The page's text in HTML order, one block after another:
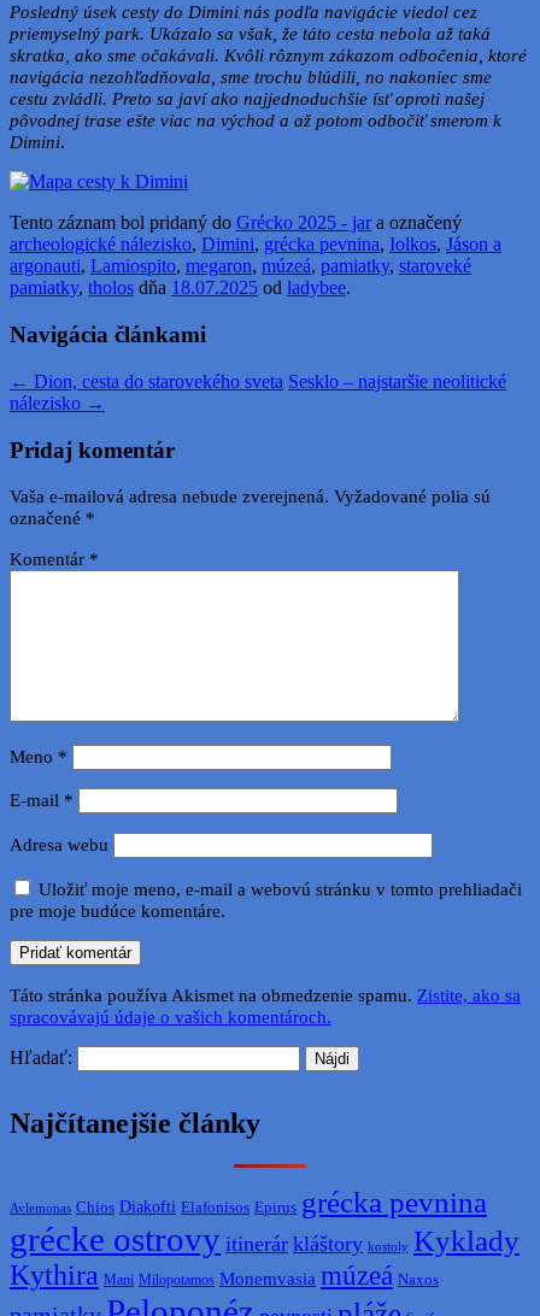
Posledný úsek cesty do Dimini nás podľa navigácie viedol cez
priemyselný park. Ukázalo sa však, že táto cesta nebola až taká
skratka, ako sme očakávali. Kvôli rôznym zákazom odbočenia, ktoré
navigácia nezohľadňovala, sme trochu blúdili, no nakoniec sme
cestu zvládli. Preto sa javí ako najjednoduchšie ísť oproti našej
pôvodnej trase ešte viac na východ a až potom odbočiť smerom k
Dimini.
Tento záznam bol pridaný do Grécko 2025 - jar a označený
archeologické nálezisko, Dimini, grécka pevnina, Iolkos, Jáson a
argonauti, Lamiospito, megaron, múzeá, pamiatky, staroveké
pamiatky, tholos dňa 18.07.2025 od ladybee.
Navigácia článkami
← Dion, cesta do starovekého sveta Sesklo – najstaršie neolitické
nálezisko →
Pridaj komentár
Vaša e-mailová adresa nebude zverejnená. Vyžadované polia sú
označené *
Komentár *
Meno *
E-mail *
Adresa webu
Uložiť moje meno, e-mail a webovú stránku v tomto prehliadači
pre moje budúce komentáre.
Táto stránka používa Akismet na obmedzenie spamu. Zistite, ako sa
spracovávajú údaje o vašich komentároch.
Hľadať:
Najčítanejšie články
Avlemonas Chios Diakofti Elafonisos Epirus grécka pevnina
grécke ostrovy itinerár kláštory kostoly Kyklady
Kythira Mani Milopotamos Monemvasia múzeá Naxos